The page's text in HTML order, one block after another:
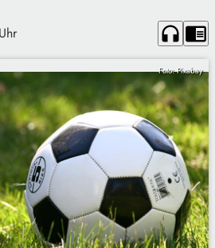
headphones chrome_reader_mode
Foto: Pixabay